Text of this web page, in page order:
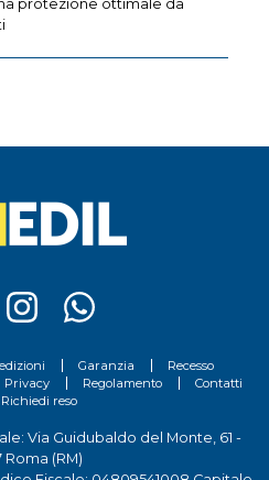
protezione ottimale da
Garanzia
Recesso
Privacy Regolamento
Contatti
Richiedi reso
Via Guidubaldo del Monte, 61 -
Roma (RM)